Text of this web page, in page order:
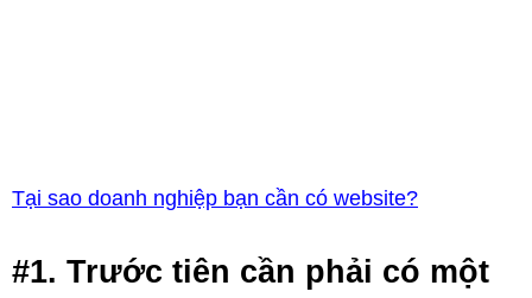
Tại sao doanh nghiệp bạn cần có website?
#1. Trước tiên cần phải có một